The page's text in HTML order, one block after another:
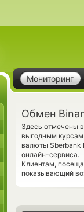
Мониторинг
Обмен
Здесь отмечены
выгодным
валюты Sberbank
онлайн-сервиса.
Клиентам,
показывающий